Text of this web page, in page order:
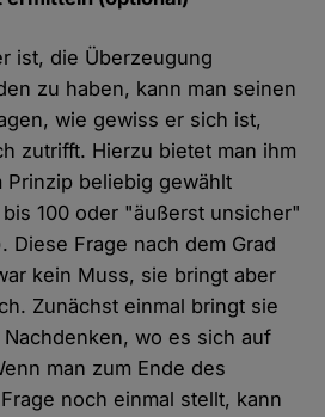
ist, die Überzeugung
zu haben, kann man seinen
wie gewiss er sich ist,
zutrifft. Hierzu bietet man ihm
Prinzip beliebig gewählt
100 oder "äußerst unsicher"
Diese Frage nach dem Grad
kein Muss, sie bringt aber
Zunächst einmal bringt sie
wo es sich auf
man zum Ende des
noch einmal stellt, kann